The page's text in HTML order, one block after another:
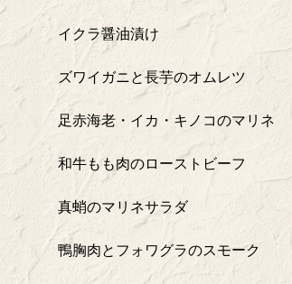
イクラ醤油漬け
ズワイガニと長芋のオムレツ
足赤海老・イカ・キノコのマリネ
和牛もも肉のローストビーフ
真蛸のマリネサラダ
鴨胸肉とフォワグラのスモーク